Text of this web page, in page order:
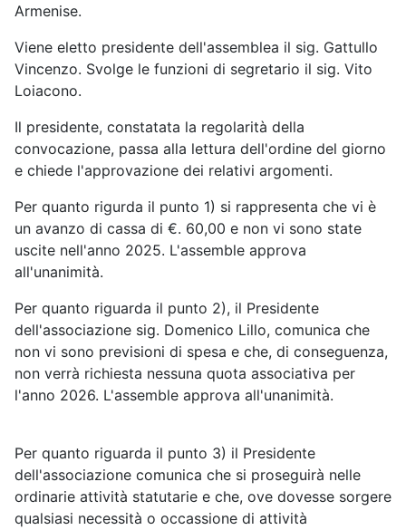
Armenise.
Viene eletto presidente dell'assemblea il sig. Gattullo
Vincenzo. Svolge le funzioni di segretario il sig. Vito
Loiacono.
Il presidente, constatata la regolarità della
convocazione, passa alla lettura dell'ordine del giorno
e chiede l'approvazione dei relativi argomenti.
Per quanto rigurda il punto 1) si rappresenta che vi è
un avanzo di cassa di €. 60,00 e non vi sono state
uscite nell'anno 2025. L'assemble approva
all'unanimità.
Per quanto riguarda il punto 2), il Presidente
dell'associazione sig. Domenico Lillo, comunica che
non vi sono previsioni di spesa e che, di conseguenza,
non verrà richiesta nessuna quota associativa per
l'anno 2026. L'assemble approva all'unanimità.
Per quanto riguarda il punto 3) il Presidente
dell'associazione comunica che si proseguirà nelle
ordinarie attività statutarie e che, ove dovesse sorgere
qualsiasi necessità o occassione di attività